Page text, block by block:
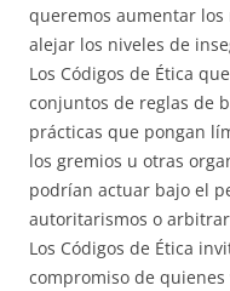
queremos aumentar
alejar los niveles de
Los Códigos de Ética
conjuntos de reglas de
prácticas que pongan
los gremios u otras
podrían actuar bajo el
autoritarismos o
Los Códigos de Ética
compromiso de